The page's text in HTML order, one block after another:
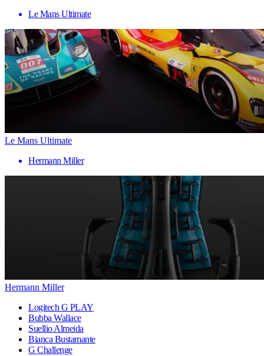
Le Mans Ultimate
Le Mans Ultimate
Hermann Miller
Hermann Miller
Logitech G PLAY
Bubba Wallace
Suellio Almeida
Bianca Bustamante
G Challenge